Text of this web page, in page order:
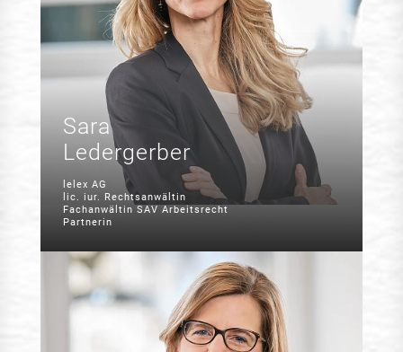
Sara
Ledergerber
lelex AG
lic. iur. Rechtsanwältin
Fachanwältin SAV Arbeitsrecht
Partnerin